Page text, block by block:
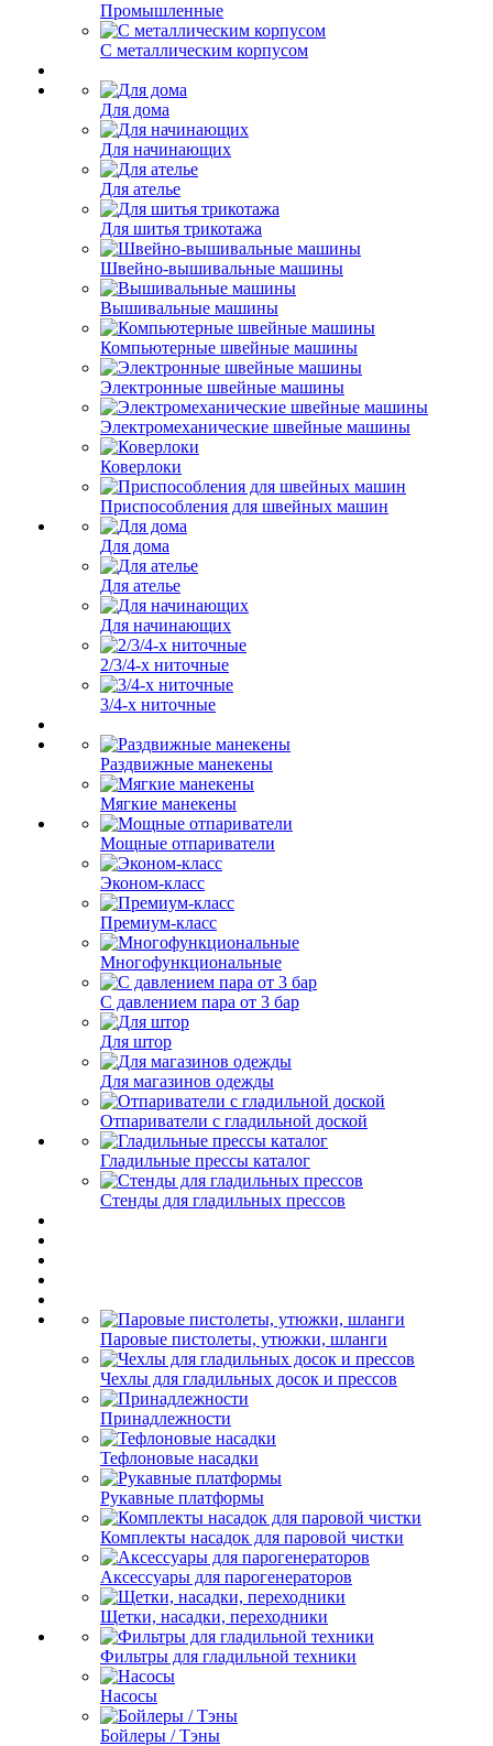
Промышленные
С металлическим корпусом
Для дома
Для начинающих
Для ателье
Для шитья трикотажа
Швейно-вышивальные машины
Вышивальные машины
Компьютерные швейные машины
Электронные швейные машины
Электромеханические швейные машины
Коверлоки
Приспособления для швейных машин
Для дома
Для ателье
Для начинающих
2/3/4-х ниточные
3/4-х ниточные
Раздвижные манекены
Мягкие манекены
Мощные отпариватели
Эконом-класс
Премиум-класс
Многофункциональные
С давлением пара от 3 бар
Для штор
Для магазинов одежды
Отпариватели с гладильной доской
Гладильные прессы каталог
Стенды для гладильных прессов
Паровые пистолеты, утюжки, шланги
Чехлы для гладильных досок и прессов
Принадлежности
Тефлоновые насадки
Рукавные платформы
Комплекты насадок для паровой чистки
Аксессуары для парогенераторов
Щетки, насадки, переходники
Фильтры для гладильной техники
Насосы
Бойлеры / Тэны